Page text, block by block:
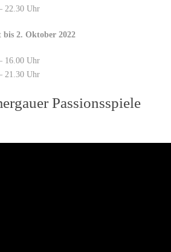
22.30 Uhr
bis 2. Oktober 2022
16.00 Uhr
21.30 Uhr
Passionsspiele